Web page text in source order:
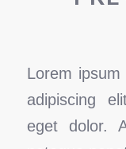
Lorem
adipiscing
eget dolor.